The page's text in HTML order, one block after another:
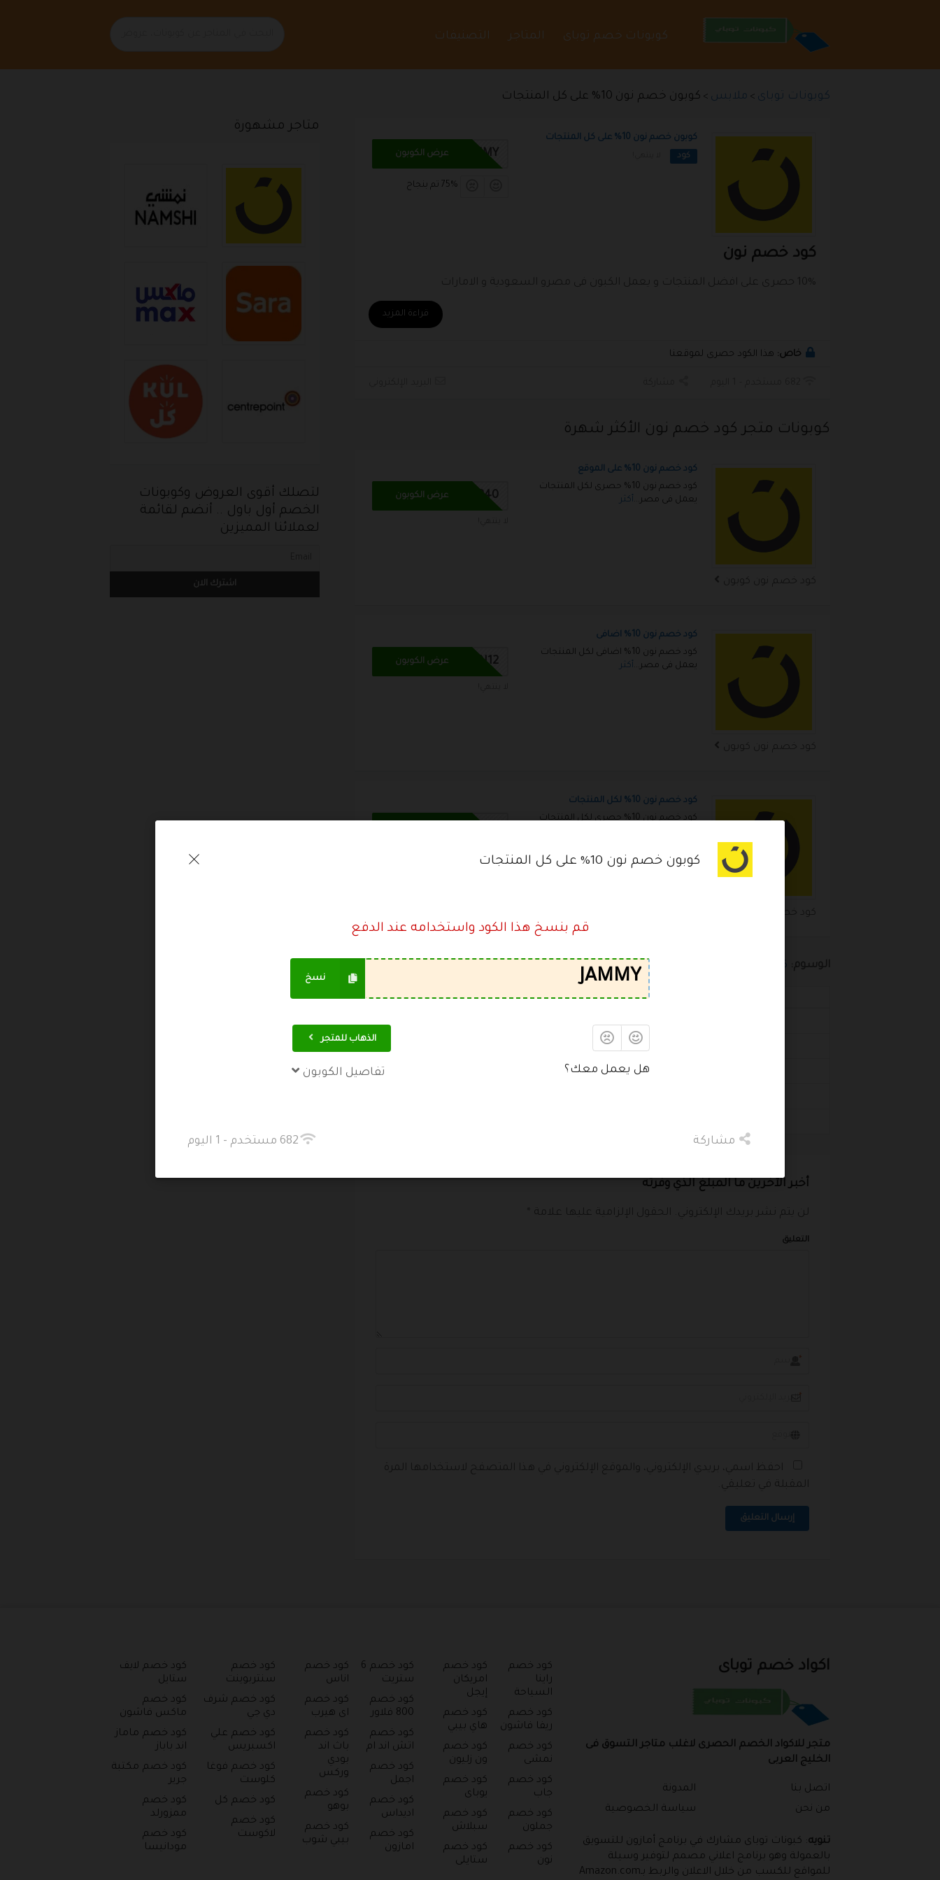
إلى
كوبونات خصم توباى المتاجر التصنيفات
كوبونات توباى > ملابس > كوبون خصم نون 10% على كل المنتجات
كوبون خصم نون 10% على كل المنتجات
كود JAMMY عرض الكوبون
75% تم بنجاح
قراءة المزيد
كود خصم نون
خاص: هذا الكود حصرى لموقعنا
كوبونات متجر كود خصم نون الأكثر شهرة
كود خصم نون 10% على الموقع
كود خصم نون 10% حصرى لكل المنتجات
يعمل فى مصر
أكثر WINTER40عرض الكوبون
كود خصم نون 10% اضافى
كود خصم نون 10% اضافى لكل المنتجات
يعمل فى مصر
أكثر BN12 عرض الكوبون
كود خصم نون 10% لكل المنتجات
كود خصم نون 10% حصرى لكل المنتجات
لا ينتهي!
كود خصم نون
اخر مره تم تجربتها كود الخصم
كوبون خصم نون للازياء والموضة حصرى
أخبر الآخرين ما المبلغ الذي وفرته
التعليق
*
إرسال التعليق
متاجر مشهورة
لتصلك أقوى العروض وكوبونات
الخصم أول باول .. أنضم لقائمة
لعملائنا المميزين
اكواد خصم توباى
متجر للاكواد الخصم الحصرى لاغلب متاجر التسوق فى
الخليج العربى
اتصل بنا
من نحن
المدونة
سياسة الخصوصية
تنويه: كبونات توباى مشارك في برنامج أمازون للتسويق
بالعمولة وهو برنامج اعلاني مصمم لتوفير وسيلة
للمواقع للكسب من خلال الاعلان والربط بـAmazon.com
كود خصم
راينا
السياحة
كود خصم
ريفا فاشون
كود خصم
نمشى
كود خصم
جاب
كود خصم
جملون
كود خصم
نون
كود خصم
امريكان
إيجل
كود خصم
هاي بيبي
كود خصم
ون زليون
كود خصم
يوباى
كود خصم
سبلاش
كود خصم
ستايلى
كود خصم 6
ستريت
كود خصم
800 فلاور
كود خصم
اتش اند ام
كود خصم
اجمل
كود خصم
اديداس
كود خصم
امازون
كود خصم
اناس
كود خصم
اى هيرب
كود خصم
باث اند
بودي
وركس
كود خصم
بوهو
كود خصم
بيبي شوب
كود خصم
سنتربوينت
كود خصم شرف
دي جي
كود خصم علي
اكسبريس
كود خصم فوغا
كلوست
كود خصم كل
كود خصم
لاكوست
كود خصم لايف
ستايل
كود خصم
ماكس فاشون
كود خصم ماماز
اند باباز
كود خصم مكتبة
جرير
كود خصم
ممزورلد
كود خصم
مودانيسا
كوبون خصم نون 10% على كل المنتجات
قم بنسخ هذا الكود واستخدامه عند الدفع
نسخ
الذهاب للمتجر
هل يعمل معك؟ تفاصيل الكوبون
682 مستخدم - 1 اليوم مشاركة